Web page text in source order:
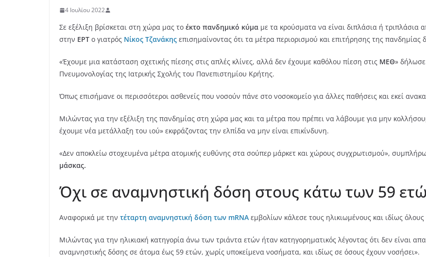
4 Ιουλίου 2022
Σε εξέλιξη βρίσκεται στη χώρα μας το έκτο πανδημικό κύμα με τα κρούσματα να είναι διπλάσια ή τριπλάσια
στην ΕΡΤ ο γιατρός Νίκος Τζανάκης επισημαίνοντας ότι τα μέτρα περιορισμού και επιτήρησης της
«Έχουμε μια κατάσταση σχετικής πίεσης στις απλές κλίνες, αλλά δεν έχουμε καθόλου πίεση στις ΜΕΘ»
Πνευμονολογίας της Ιατρικής Σχολής του Πανεπιστημίου Κρήτης.
Όπως επισήμανε οι περισσότεροι ασθενείς που νοσούν πάνε στο νοσοκομείο για άλλες παθήσεις και εκεί
Μιλώντας για την εξέλιξη της πανδημίας στη χώρα μας και τα μέτρα που πρέπει να λάβουμε για μην
έχουμε νέα μετάλλαξη του ιού» εκφράζοντας την ελπίδα να μην είναι επικίνδυνη.
«Δεν αποκλείω στοχευμένα μέτρα ατομικής ευθύνης στα σούπερ μάρκετ και χώρους συγχρωτισμού»,
μάσκας.
Όχι σε αναμνηστική δόση στους κάτω των 59
Αναφορικά με την τέταρτη αναμνηστική δόση των mRNA εμβολίων κάλεσε τους ηλικιωμένους και ιδίως
Μιλώντας για την ηλικιακή κατηγορία άνω των τριάντα ετών ήταν κατηγορηματικός λέγοντας ότι δεν είναι
αναμνηστικής δόσης σε άτομα έως 59 ετών, χωρίς υποκείμενα νοσήματα, και ιδίως σε όσους έχουν νοσήσει».